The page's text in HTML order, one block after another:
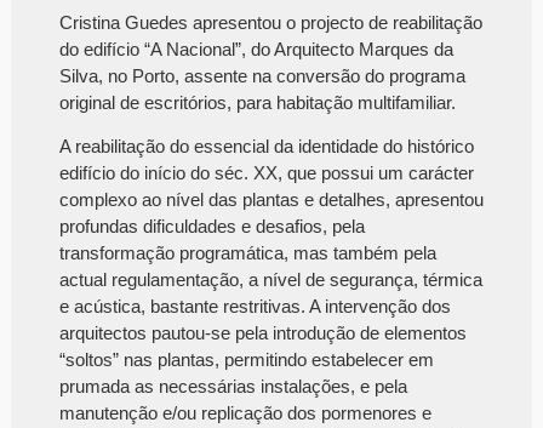
Cristina Guedes apresentou o projecto de reabilitação
do edifício “A Nacional”, do Arquitecto Marques da
Silva, no Porto, assente na conversão do programa
original de escritórios, para habitação multifamiliar.
A reabilitação do essencial da identidade do histórico
edifício do início do séc. XX, que possui um carácter
complexo ao nível das plantas e detalhes, apresentou
profundas dificuldades e desafios, pela
transformação programática, mas também pela
actual regulamentação, a nível de segurança, térmica
e acústica, bastante restritivas. A intervenção dos
arquitectos pautou-se pela introdução de elementos
“soltos” nas plantas, permitindo estabelecer em
prumada as necessárias instalações, e pela
manutenção e/ou replicação dos pormenores e